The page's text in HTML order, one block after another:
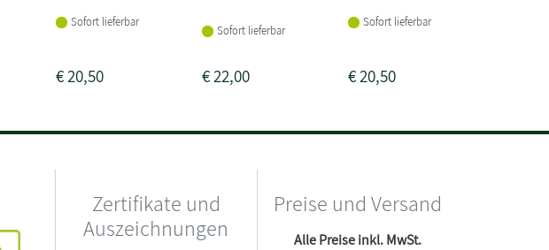
Sofort lieferbar
€20,50
Sofort lieferbar
€22,00
Sofort lieferbar
€20,50
Zertifikate und
Auszeichnungen
Preise und Versand
Alle Preise inkl. MwSt.